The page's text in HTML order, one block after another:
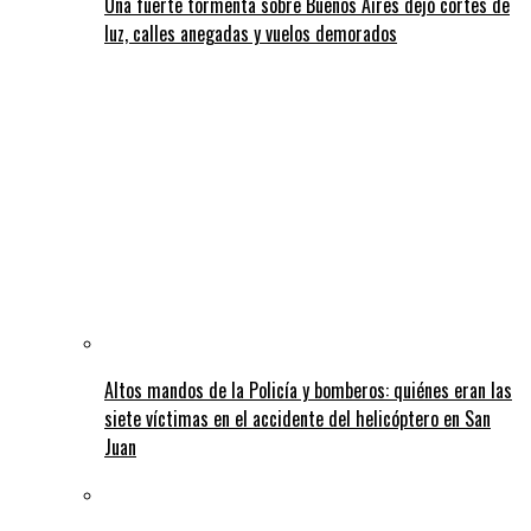
luz, calles anegadas y vuelos demorados
Altos mandos de la Policía y bomberos: quiénes eran las
siete víctimas en el accidente del helicóptero en San
Juan